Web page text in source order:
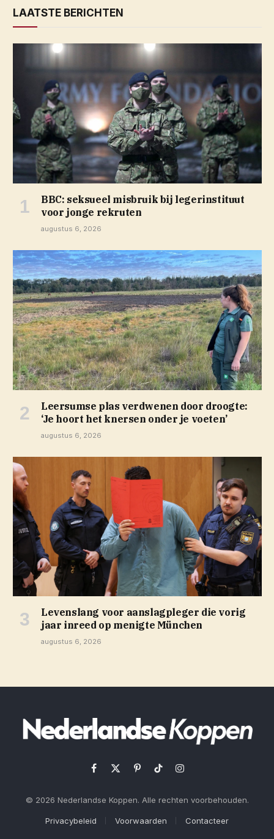
LAATSTE BERICHTEN
BBC: seksueel misbruik bij legerinstituut
voor jonge rekruten
augustus 6, 2026
Leersumse plas verdwenen door droogte:
‘Je hoort het knersen onder je voeten’
augustus 6, 2026
Levenslang voor aanslagpleger die vorig
jaar inreed op menigte München
augustus 6, 2026
Facebook
X
PinterestTikTokInstagram
© 2026 Nederlandse Koppen. Alle rechten voorbehouden.
Privacybeleid Voorwaarden Contacteer